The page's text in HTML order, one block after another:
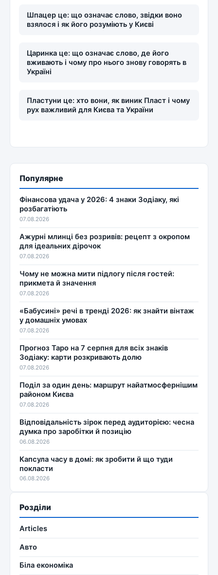
Шпацер це: що означає слово, звідки воно
взялося і як його розуміють у Києві
Царинка це: що означає слово, де його
вживають і чому про нього знову говорять в
Україні
Пластуни це: хто вони, як виник Пласт і чому
рух важливий для Києва та України
Популярне
Фінансова удача у 2026: 4 знаки Зодіаку, які
розбагатіють
07.08.2026
Ажурні млинці без розривів: рецепт з окропом
для ідеальних дірочок
07.08.2026
Чому не можна мити підлогу після гостей:
прикмета й значення
07.08.2026
«Бабусині» речі в тренді 2026: як знайти вінтаж
у домашніх умовах
07.08.2026
Прогноз Таро на 7 серпня для всіх знаків
Зодіаку: карти розкривають долю
07.08.2026
Поділ за один день: маршрут найатмосфернішим
районом Києва
07.08.2026
Відповідальність зірок перед аудиторією: чесна
думка про заробітки й позицію
06.08.2026
Капсула часу в домі: як зробити й що туди
покласти
06.08.2026
Розділи
Articles
Авто
Біла економіка